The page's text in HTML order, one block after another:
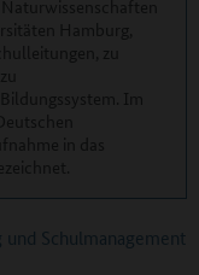
Schulmanagement